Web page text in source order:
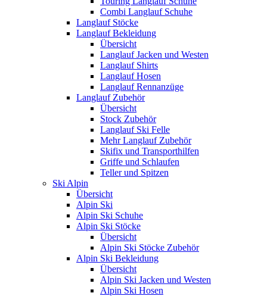
Combi Langlauf Schuhe
Langlauf Stöcke
Langlauf Bekleidung
Übersicht
Langlauf Jacken und Westen
Langlauf Shirts
Langlauf Hosen
Langlauf Rennanzüge
Langlauf Zubehör
Übersicht
Stock Zubehör
Langlauf Ski Felle
Mehr Langlauf Zubehör
Skifix und Transporthilfen
Griffe und Schlaufen
Teller und Spitzen
Ski Alpin
Übersicht
Alpin Ski
Alpin Ski Schuhe
Alpin Ski Stöcke
Übersicht
Alpin Ski Stöcke Zubehör
Alpin Ski Bekleidung
Übersicht
Alpin Ski Jacken und Westen
Alpin Ski Hosen